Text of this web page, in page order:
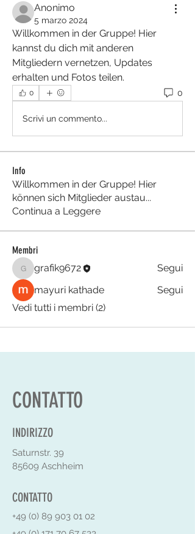
Anonimo
5 marzo 2024
Willkommen in der Gruppe! Hier
kannst du dich mit anderen
Mitgliedern vernetzen, Updates
erhalten und Fotos teilen.
0 0
Scrivi un commento...
Info
Willkommen in der Gruppe! Hier
können sich Mitglieder austau...
Continua a Leggere
Membri
grafik9672
grafik9672
Segui
mayuri kathade
Segui
Vedi tutti i membri (2)
CONTATTO
INDIRIZZO
Saturnstr. 39
85609 Aschheim
CONTATTO
+49 (0) 89 903 01 02